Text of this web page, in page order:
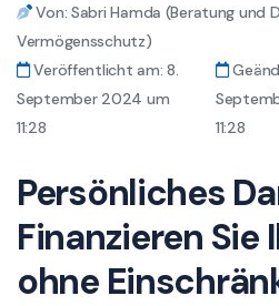
Von: Sabri Hamda (Beratung und
Vermögensschutz)
Veröffentlicht am: 8.
September 2024 um
11:28
11:28
Persönliches
Finanzieren Sie
ohne